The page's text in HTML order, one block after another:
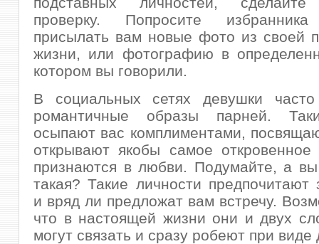
проверку. Попросите
присылать вам новые фото из своей
жизни, или фотографию в
котором вы говорили.
В социальных сетях девушки
романтичные образы парней.
осыпают вас комплиментами,
открывают якобы самое откровенное
признаются в любви. Подумайте, а
такая? Такие личности предпочитают
и вряд ли предложат вам встречу.
что в настоящей жизни они и двух
могут связать и сразу робеют при виде